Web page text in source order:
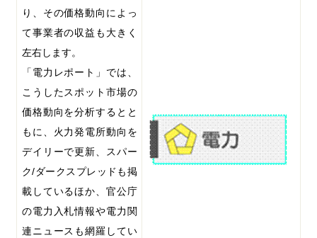
り、その価格動向によっ
て事業者の収益も大きく
左右します。
「電力レポート」では、
こうしたスポット市場の
価格動向を分析するとと
もに、火力発電所動向を
デイリーで更新、スパー
ク/ダークスプレッドも掲
載しているほか、官公庁
の電力入札情報や電力関
連ニュースも網羅してい